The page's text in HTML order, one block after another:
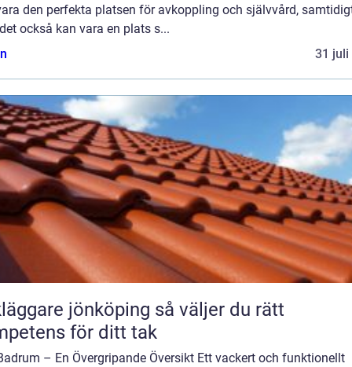
den perfekta platsen för avkoppling och självvård,
också kan vara en plats s...
31 juli
jönköping så väljer du rätt
för ditt tak
– En Övergripande Översikt Ett vackert och funktionellt